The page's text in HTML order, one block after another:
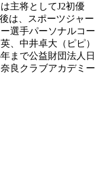
主将としてJ2初優
は、スポーツジャー
選手パーソナルコー
、中井卓大（ピピ）
まで公益財団法人日
良クラブアカデミー